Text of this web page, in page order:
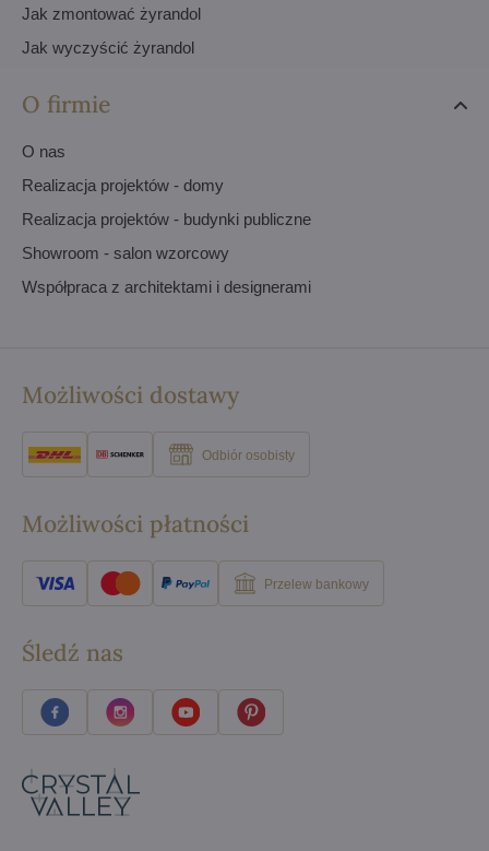
Jak zmontować żyrandol
Jak wyczyścić żyrandol
O firmie
O nas
Realizacja projektów - domy
Realizacja projektów - budynki publiczne
Showroom - salon wzorcowy
Współpraca z architektami i designerami
Możliwości dostawy
Odbiór osobisty
Możliwości płatności
Przelew bankowy
Śledź nas